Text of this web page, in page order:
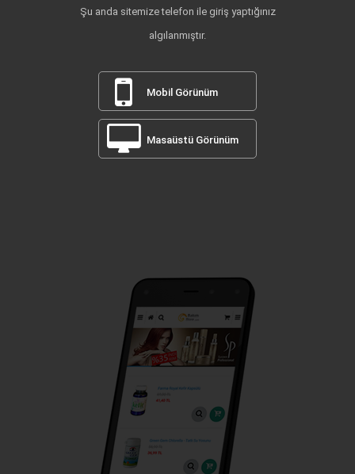
Şu anda sitemize telefon ile giriş yaptığınız
algılanmıştır.
Mobil Görünüm
Masaüstü Görünüm